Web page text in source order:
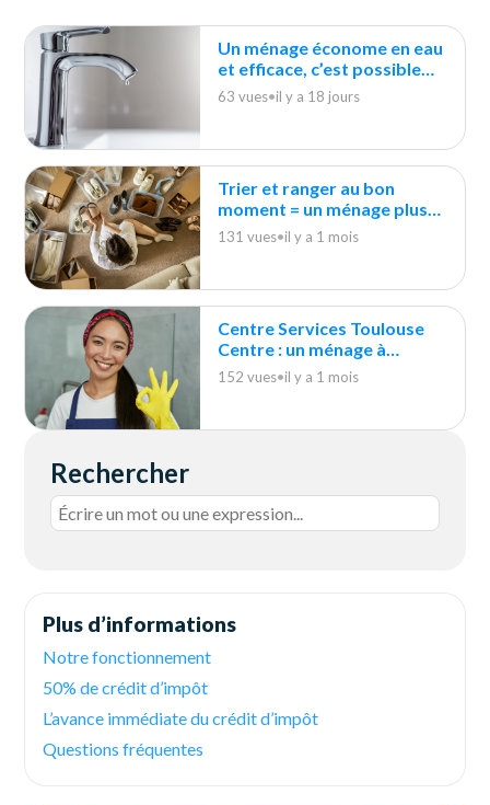
Un ménage économe en eau
et efficace, c’est possible
avec les bons gestes !
63 vues•il y a 18 jours
Trier et ranger au bon
moment = un ménage plus
rapide et plus efficace
131 vues•il y a 1 mois
Centre Services Toulouse
Centre : un ménage à
domicile “zéro contrainte” !
152 vues•il y a 1 mois
Rechercher
Plus d’informations
Notre fonctionnement
50% de crédit d’impôt
L’avance immédiate du crédit d’impôt
Questions fréquentes